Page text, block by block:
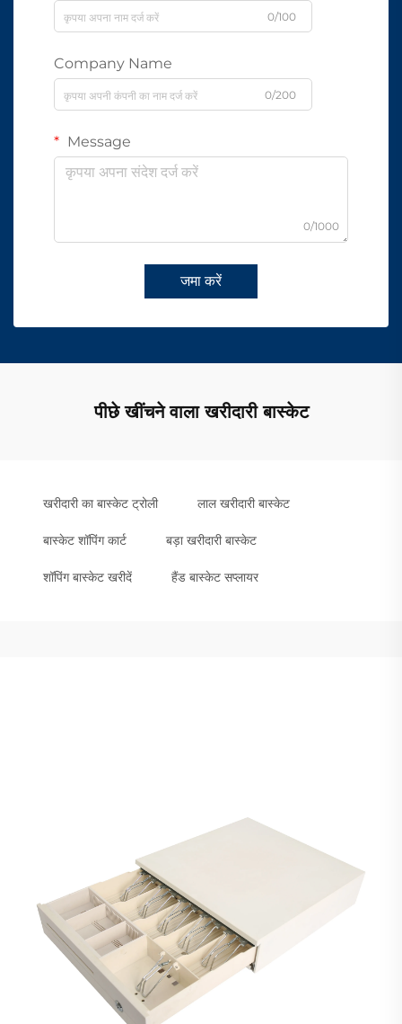
0/100
Company Name
0/200
Message
0/1000
जमा करें
पीछे खींचने वाला खरीदारी बास्केट
खरीदारी का बास्केट ट्रोली लाल खरीदारी बास्केट
बास्केट शॉपिंग कार्ट बड़ा खरीदारी बास्केट
शॉपिंग बास्केट खरीदें हैंड बास्केट सप्लायर